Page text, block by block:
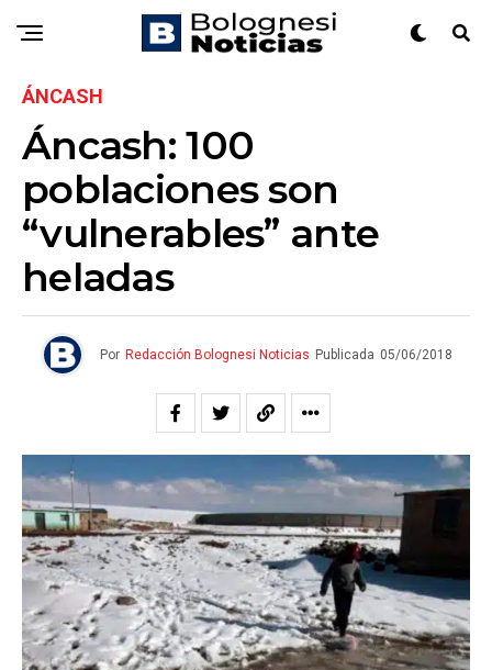
ÁNCASH
Áncash: 100
poblaciones son
“vulnerables” ante
heladas
Por Redacción Bolognesi Noticias Publicada 05/06/2018